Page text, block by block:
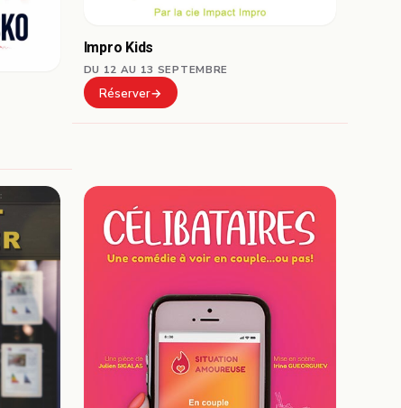
Impro Kids
DU 12 AU 13 SEPTEMBRE
Réserver